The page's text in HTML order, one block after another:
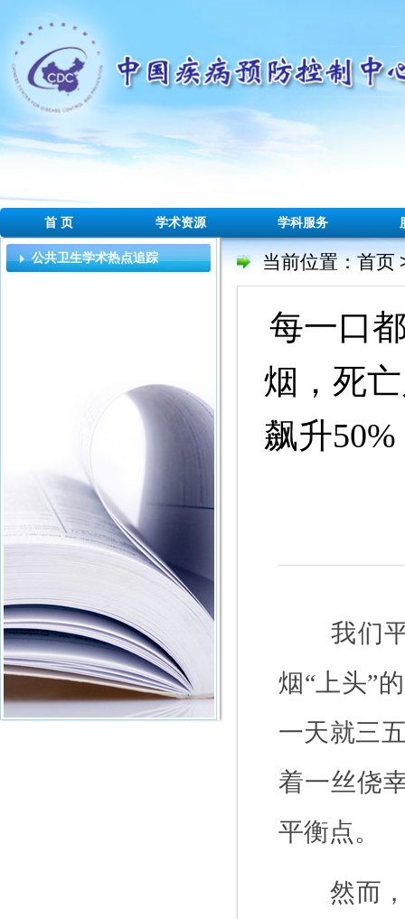
首 页 学术资源 学科服务
公共卫生学术热点追踪 当前位置：首页
每一口
烟，死
飙升
我们
烟“上头”
一天就三
着一丝侥
平衡点。
然而